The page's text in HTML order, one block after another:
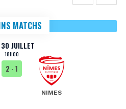
MATCHS
30 JUILLET
18H00
2 - 1
NIMES